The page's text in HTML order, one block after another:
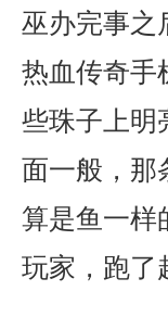
巫办完事之
热血传奇手
些珠子上明
面一般，那
算是鱼一样
玩家，跑了